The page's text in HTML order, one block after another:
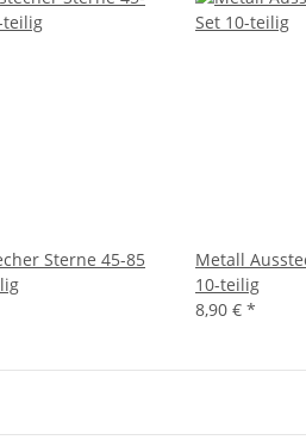
Sterne 45-85
Metall
10-teilig
8,90 € *